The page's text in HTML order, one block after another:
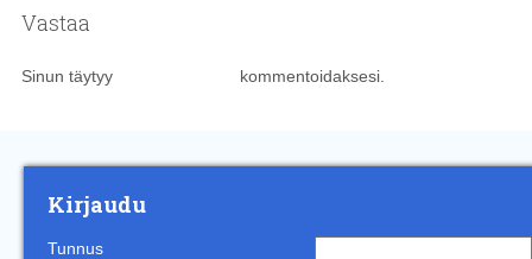
Vastaa
Sinun täytyy kommentoidaksesi.
Kirjaudu
Tunnus